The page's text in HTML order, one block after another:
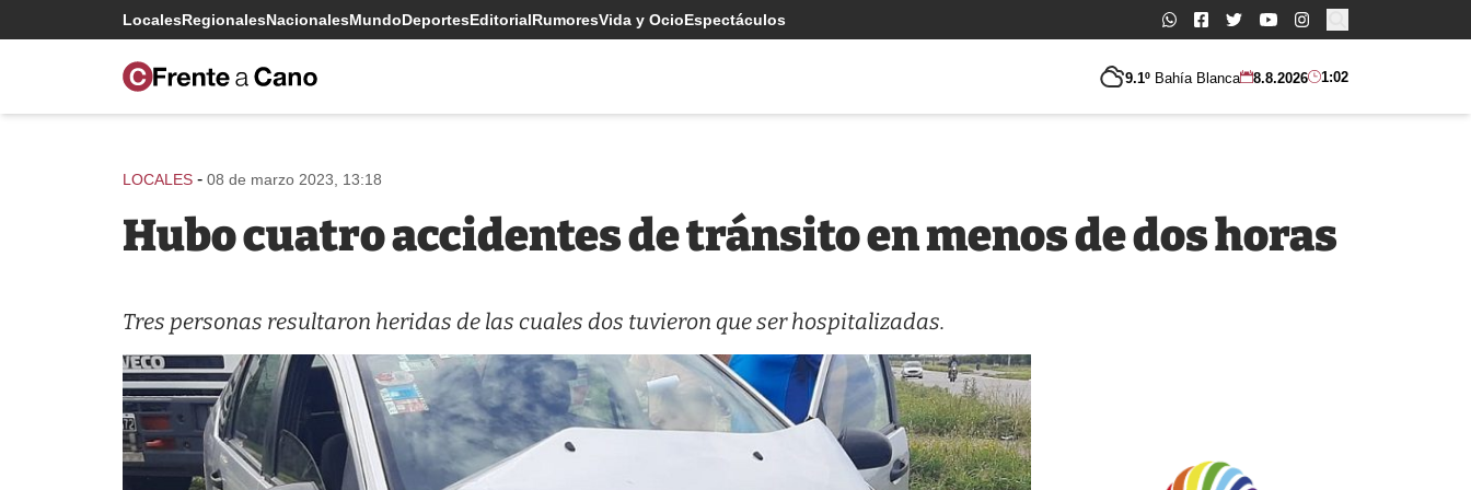
LocalesRegionalesNacionalesMundoDeportesEditorialRumoresVida y OcioEspectáculos Buscar:
9.1º Bahía Blanca 8.8.2026 1:02
LOCALES - 08 de marzo 2023, 13:18
Hubo cuatro accidentes de tránsito en menos de dos horas
Tres personas resultaron heridas de las cuales dos tuvieron que ser hospitalizadas.